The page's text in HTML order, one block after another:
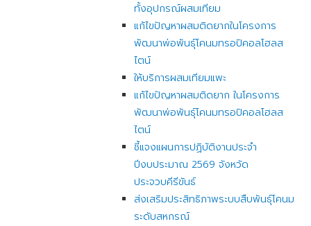
ทั้งอุปกรณ์ผสมเทียม
แก้ไขปัญหาผสมติดยากในโครงการ
พัฒนาพ่อพันธุ์โคนมทรอปิคอลโฮลส
ไตน์
ให้บริการผสมเทียมแพะ
แก้ไขปัญหาผสมติดยาก ในโครงการ
พัฒนาพ่อพันธุ์โคนมทรอปิคอลโฮลส
ไตน์
ชี้แจงแผนการปฏิบัติงานประจำ
ปีงบประมาณ 2569 จังหวัด
ประจวบคีรีขันธ์
ส่งเสริมประสิทธิภาพระบบสืบพันธุ์โคนม
ระดับสหกรณ์